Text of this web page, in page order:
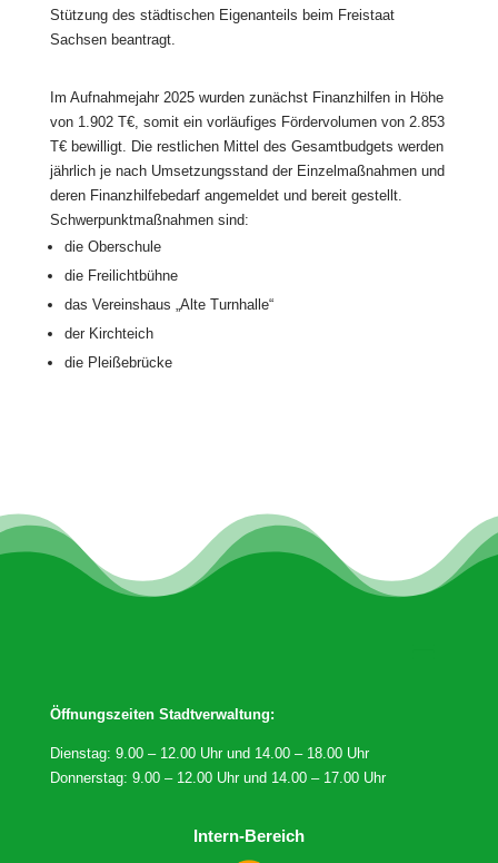
Stützung des städtischen Eigenanteils beim Freistaat
Sachsen beantragt.
Im Aufnahmejahr 2025 wurden zunächst Finanzhilfen in Höhe
von 1.902 T€, somit ein vorläufiges Fördervolumen von 2.853
T€ bewilligt. Die restlichen Mittel des Gesamtbudgets werden
jährlich je nach Umsetzungsstand der Einzelmaßnahmen und
deren Finanzhilfebedarf angemeldet und bereit gestellt.
Schwerpunktmaßnahmen sind:
die Oberschule
die Freilichtbühne
das Vereinshaus „Alte Turnhalle“
der Kirchteich
die Pleißebrücke
Öffnungszeiten Stadtverwaltung:
Dienstag: 9.00 – 12.00 Uhr und 14.00 – 18.00 Uhr
Donnerstag: 9.00 – 12.00 Uhr und 14.00 – 17.00 Uhr
Intern-Bereich